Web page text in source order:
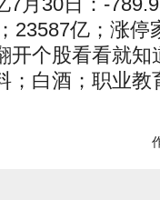
23587亿；涨
开个股看看就
；白酒；职业